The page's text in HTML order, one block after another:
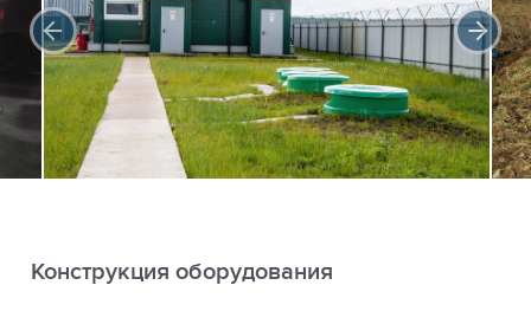
Конструкция оборудования